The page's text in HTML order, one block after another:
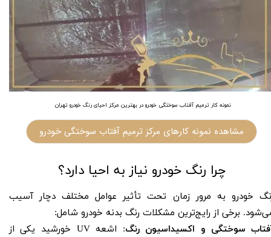
نمونه کار ترمیم آفتاب سوختگی خودرو در بهترین مرکز احیای رنگ خودرو تهران
مشاهده نمونه کارهای مرکز ترمیم آفتاب سوختگی خودرو
چرا رنگ خودرو نیاز به احیا دارد؟
خودرو به مرور زمان تحت تأثیر عوامل مختلف دچار آسیب
برخی از رایج‌ترین مشکلات رنگ بدنه خودرو شامل:
‌سوختگی و اکسیداسیون رنگ
: اشعه UV خورشید یکی از